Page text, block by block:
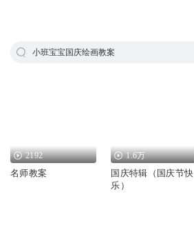
小班宝宝国庆绘画教案
2192
名师教案
1.6万
国庆特辑（国庆节快
乐）